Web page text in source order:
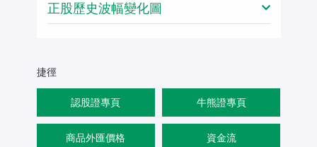
正股歷史波幅變化圖
捷徑
認股證專頁 牛熊證專頁
商品外匯價格 資金流